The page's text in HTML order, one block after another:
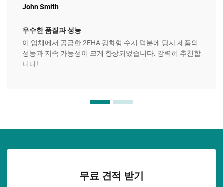
John Smith
우수한 품질과 성능
이 업체에서 공급한 2EHA 강화형 수지 덕분에 당사 제품의
성능과 지속 가능성이 크게 향상되었습니다. 강력히 추천합
니다!
무료 견적 받기